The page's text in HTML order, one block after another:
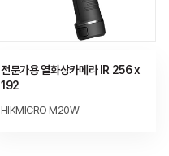
전문가용 열화상카메라 IR 256 x
192
HIKMICRO M20W